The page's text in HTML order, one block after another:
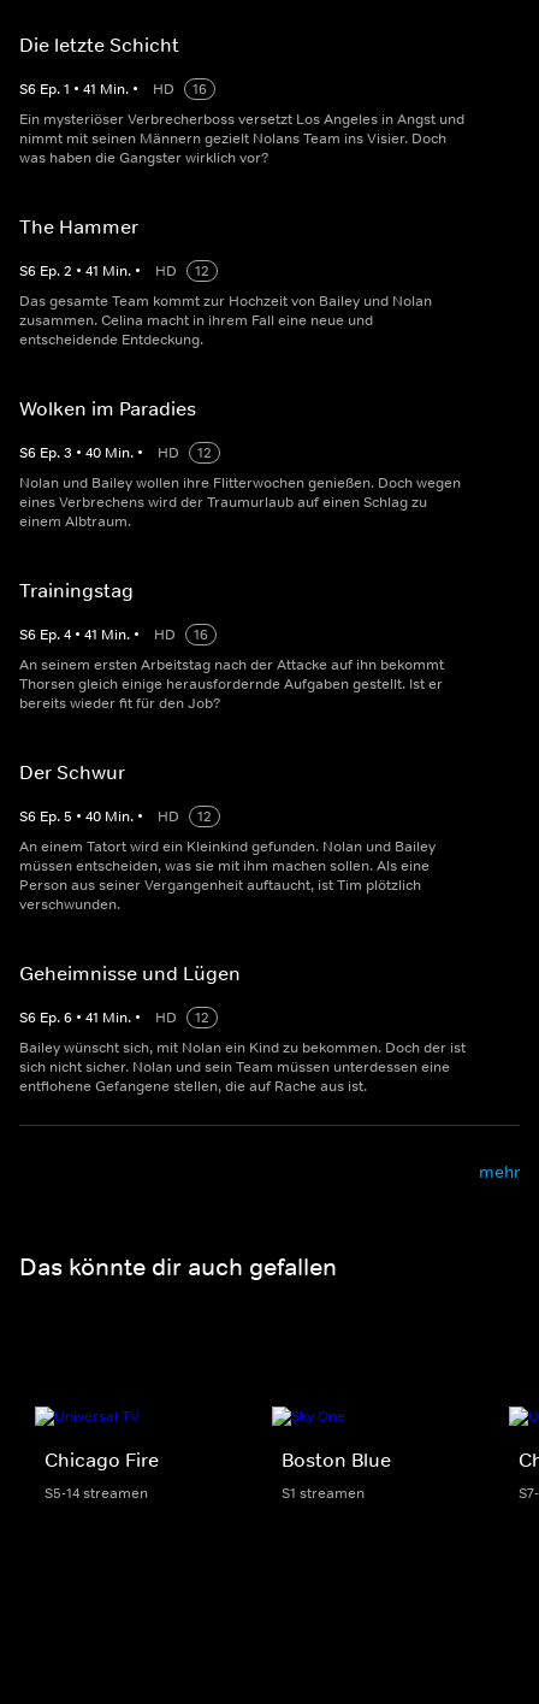
Die letzte Schicht
S6 Ep.1 • 41 Min. • HD
16
Ein mysteriöser Verbrecherboss versetzt Los Angeles in Angst und
nimmt mit seinen Männern gezielt Nolans Team ins Visier. Doch
was haben die Gangster wirklich vor?
The Hammer
S6 Ep.2 • 41 Min. • HD
12
Das gesamte Team kommt zur Hochzeit von Bailey und Nolan
zusammen. Celina macht in ihrem Fall eine neue und
entscheidende Entdeckung.
Wolken im Paradies
S6 Ep.3 • 40 Min. • HD
12
Nolan und Bailey wollen ihre Flitterwochen genießen. Doch wegen
eines Verbrechens wird der Traumurlaub auf einen Schlag zu
einem Albtraum.
Trainingstag
S6 Ep.4 • 41 Min. • HD
16
An seinem ersten Arbeitstag nach der Attacke auf ihn bekommt
Thorsen gleich einige herausfordernde Aufgaben gestellt. Ist er
bereits wieder fit für den Job?
Der Schwur
S6 Ep.5 • 40 Min. • HD
12
An einem Tatort wird ein Kleinkind gefunden. Nolan und Bailey
müssen entscheiden, was sie mit ihm machen sollen. Als eine
Person aus seiner Vergangenheit auftaucht, ist Tim plötzlich
verschwunden.
Geheimnisse und Lügen
S6 Ep.6 • 41 Min. • HD
12
Bailey wünscht sich, mit Nolan ein Kind zu bekommen. Doch der ist
sich nicht sicher. Nolan und sein Team müssen unterdessen eine
entflohene Gefangene stellen, die auf Rache aus ist.
mehr
Das könnte dir auch gefallen
Chicago Fire
S5-14 streamen
Boston Blue
S1 streamen